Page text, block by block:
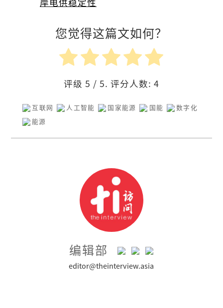
您觉得这篇文如何？
评级 5 / 5. 评分人数: 4
互联网 人工智能 国家能源 国能
数字化
能源
编辑部
editor@theinterview.asia